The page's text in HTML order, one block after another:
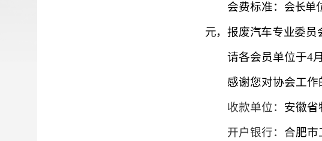
会费标准： 会长单
元，报废汽车专业委员
请各会员单位于4月
感谢您对协会工作
收款单位： 安徽省
开户银行： 合肥市